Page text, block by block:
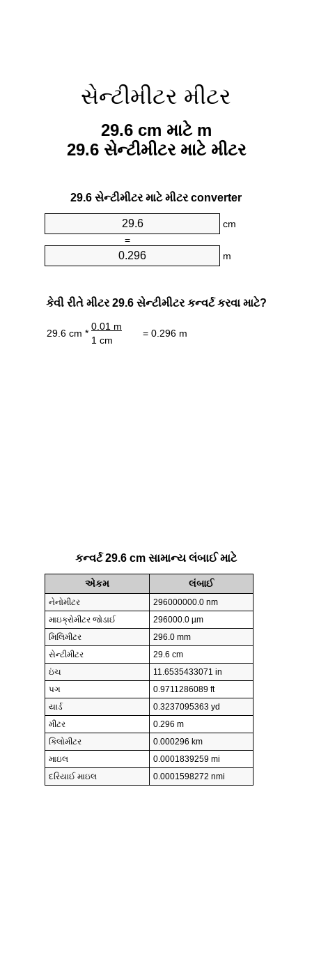
સેન્ટીમીટર મીટર
29.6 cm માટે m
29.6 સેન્ટીમીટર માટે મીટર
29.6 સેન્ટીમીટર માટે મીટર converter
cm
=
m
કેવી રીતે મીટર 29.6 સેન્ટીમીટર કન્વર્ટ કરવા માટે?
29.6 cm *
0.01 m
= 0.296 m
1 cm
કન્વર્ટ 29.6 cm સામાન્ય લંબાઈ માટે
એકમ લંબાઈ
નેનોમીટર
296000000.0 nm
માઇક્રોમીટર જોડાઈ
296000.0 µm
મિલિમીટર
296.0 mm
સેન્ટીમીટર
29.6 cm
ઇંચ
11.6535433071 in
પગ
0.9711286089 ft
યાર્ડ
0.3237095363 yd
મીટર
0.296 m
કિલોમીટર
0.000296 km
માઇલ
0.0001839259 mi
દરિયાઈ માઇલ
0.0001598272 nmi